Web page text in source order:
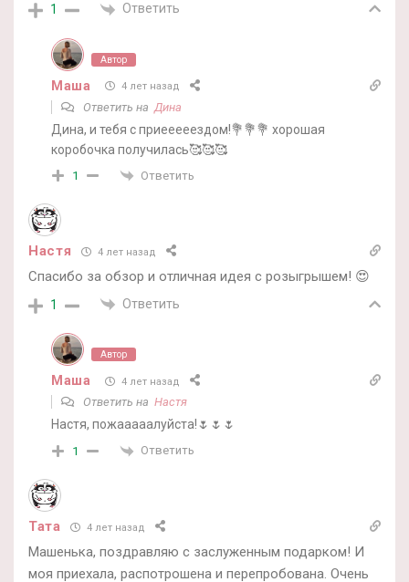
1 Ответить
Автор
Маша 4 лет назад
Ответить на Дина
Дина, и тебя с приееееездом!💐💐💐 хорошая
коробочка получилась🥰🥰🥰
1 Ответить
Настя 4 лет назад
Спасибо за обзор и отличная идея с розыгрышем! 😍
1 Ответить
Автор
Маша 4 лет назад
Ответить на Настя
Настя, пожааааалуйста!🌷🌷🌷
1 Ответить
Тата 4 лет назад
Машенька, поздравляю с заслуженным подарком! И
моя приехала, распотрошена и перепробована. Очень